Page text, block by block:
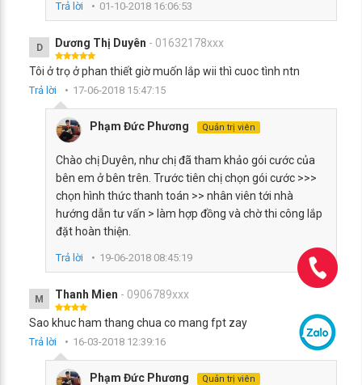
Trả lời 01-10-2018 16:06:53
D Dương Thị Duyên - 01632178xxx
Tôi ở trọ ở phan thiết giờ muốn lắp wii thì cuoc tình ntn
Trả lời 17-06-2018 15:47:15
Phạm Đức Phương Quản trị viên
Chào chị Duyên, như chị đã tham khảo gói cước của
bên em ở bên trên. Trước tiên chị chọn gói cước >>>
chọn hình thức thanh toán >> nhân viên tới nhà
hướng dẫn tư vấn > làm hợp đồng và chờ thi công lắp
đặt hoàn thiện.
Trả lời 19-06-2018 08:45:19
M Thanh Mien - 0906789xxx
Sao khuc ham thang chua co mang fpt zay
Trả lời 16-03-2018 12:39:16
Phạm Đức Phương Quản trị viên